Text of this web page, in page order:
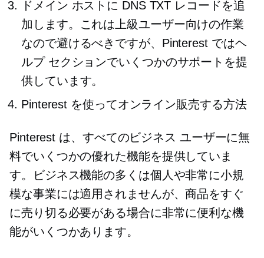
ドメイン ホストに DNS TXT レコードを追
加します。これは上級ユーザー向けの作業
なので避けるべきですが、Pinterest ではヘ
ルプ セクションでいくつかのサポートを提
供しています。
Pinterest を使ってオンライン販売する方法
Pinterest は、すべてのビジネス ユーザーに無
料でいくつかの優れた機能を提供していま
す。ビジネス機能の多くは個人や非常に小規
模な事業には適用されませんが、商品をすぐ
に売り切る必要がある場合に非常に便利な機
能がいくつかあります。